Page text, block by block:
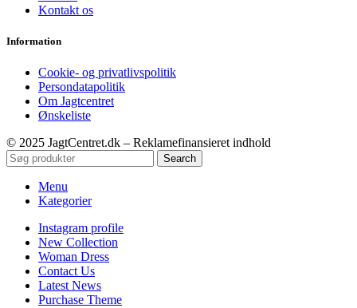
Kontakt os
Information
Cookie- og privatlivspolitik
Persondatapolitik
Om Jagtcentret
Ønskeliste
© 2025 JagtCentret.dk – Reklamefinansieret indhold
Search
Menu
Kategorier
Instagram profile
New Collection
Woman Dress
Contact Us
Latest News
Purchase Theme